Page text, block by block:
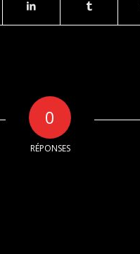
0
RÉPONSES